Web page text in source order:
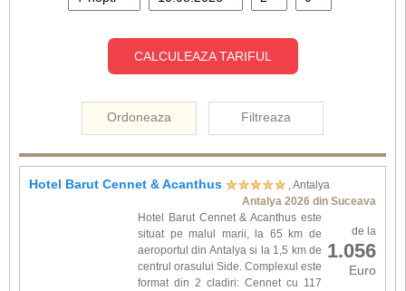
CALCULEAZA TARIFUL
Ordoneaza Filtreaza
Hotel Barut Cennet & Acanthus
, Antalya
Antalya 2026 din Suceava
de la
1.056
Euro
Hotel Barut Cennet & Acanthus este
situat pe malul marii, la 65 km de
aeroportul din Antalya si la 1,5 km de
centrul orasului Side. Complexul este
format din 2 cladiri: Cennet cu 117